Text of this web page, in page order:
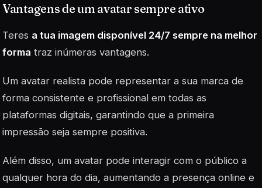
Vantagens de um avatar sempre ativo
Teres a tua imagem disponível 24/7 sempre na melhor
forma traz inúmeras vantagens.
Um avatar realista pode representar a sua marca de
forma consistente e profissional em todas as
plataformas digitais, garantindo que a primeira
impressão seja sempre positiva.
Além disso, um avatar pode interagir com o público a
qualquer hora do dia, aumentando a presença online e